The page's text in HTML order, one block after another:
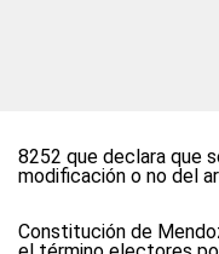
8252 que declara que
modificación o no del
Constitución de